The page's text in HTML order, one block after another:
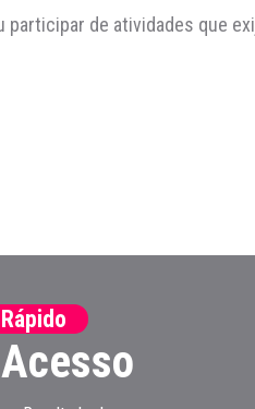
participar de atividades que
Rápido
Acesso